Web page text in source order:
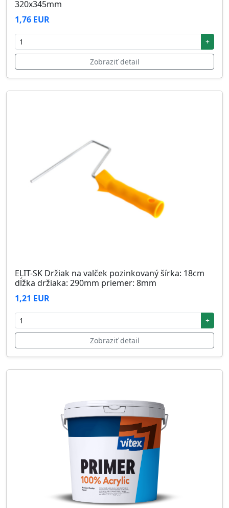
320x345mm
1,76 EUR
+
Zobraziť detail
ELIT-SK Držiak na valček pozinkovaný šírka: 18cm
dĺžka držiaka: 290mm priemer: 8mm
1,21 EUR
+
Zobraziť detail